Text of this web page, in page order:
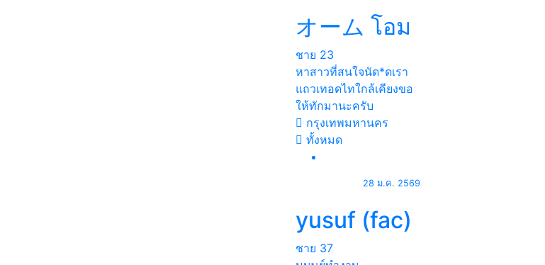
オーム โอม
ชาย 23
หาสาวที่สนใจ​นัด*​ด​เรา
แถวเทอดไท​ใกล้​เคียง​ขอ
ให้ทักมานะครับ
กรุงเทพมหานคร
ทั้งหมด
28 ม.ค. 2569
yusuf (fac)
ชาย 37